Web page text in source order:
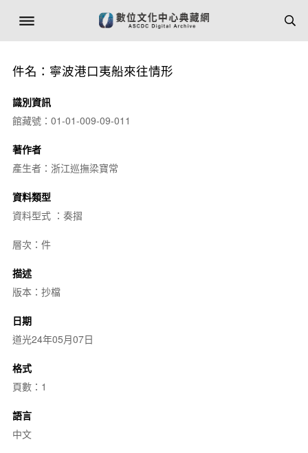
件名：寧波港口夷船來往情形
識別資訊
館藏號：01-01-009-09-011
著作者
產生者：浙江巡撫梁寶常
資料類型
資料型式 ：奏摺
層次：件
描述
版本：抄檔
日期
道光24年05月07日
格式
頁數：1
語言
中文